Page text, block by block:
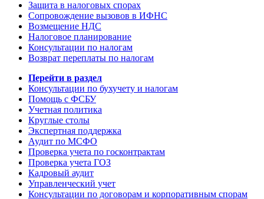
Защита в налоговых спорах
Сопровождение вызовов в ИФНС
Возмещение НДС
Налоговое планирование
Консультации по налогам
Возврат переплаты по налогам
Перейти в раздел
Консультации по бухучету и налогам
Помощь с ФСБУ
Учетная политика
Круглые столы
Экспертная поддержка
Аудит по МСФО
Проверка учета по госконтрактам
Проверка учета ГОЗ
Кадровый аудит
Управленческий учет
Консультации по договорам и корпоративным спорам